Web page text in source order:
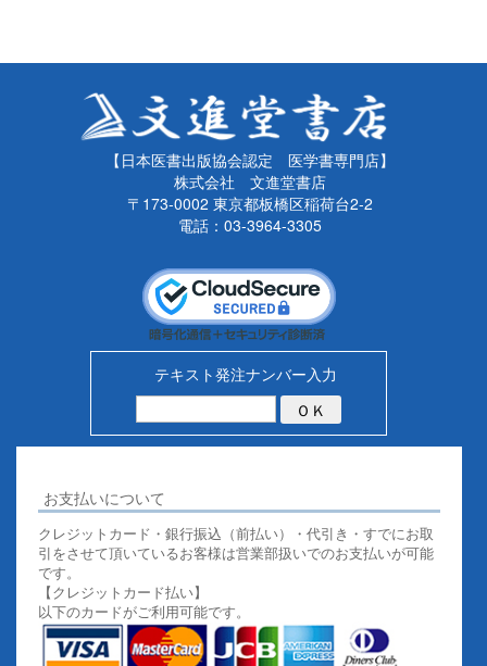
【日本医書出版協会認定 医学書専門店】
株式会社 文進堂書店
〒173-0002 東京都板橋区稲荷台2-2
電話：03-3964-3305
テキスト発注ナンバー入力
お支払いについて
クレジットカード・銀行振込（前払い）・代引き・すでにお取
引をさせて頂いているお客様は営業部扱いでのお支払いが可能
です。
【クレジットカード払い】
以下のカードがご利用可能です。